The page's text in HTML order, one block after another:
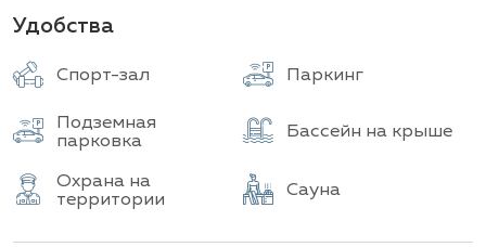
2‑спальни
бассейна, один из которых специально
загара расположены как на крыше, так и рядом с
бассейнами, обеспечивая уютную атмосферу для
релаксации. Любители активного образа жизни
смогут воспользоваться полностью оснащенным
Удобства
Спорт-зал Паркинг
Подземная
парковка
Бассейн на крыше
Охрана на
территории
Сауна